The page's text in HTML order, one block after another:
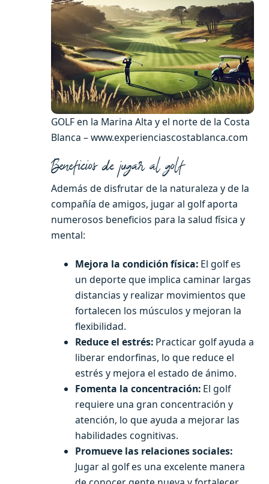
GOLF en la Marina Alta y el norte de la Costa
Blanca – www.experienciascostablanca.com
Beneficios de jugar al golf
Además de disfrutar de la naturaleza y de la
compañía de amigos, jugar al golf aporta
numerosos beneficios para la salud física y
mental:
Mejora la condición física: El golf es
un deporte que implica caminar largas
distancias y realizar movimientos que
fortalecen los músculos y mejoran la
flexibilidad.
Reduce el estrés: Practicar golf ayuda a
liberar endorfinas, lo que reduce el
estrés y mejora el estado de ánimo.
Fomenta la concentración: El golf
requiere una gran concentración y
atención, lo que ayuda a mejorar las
habilidades cognitivas.
Promueve las relaciones sociales:
Jugar al golf es una excelente manera